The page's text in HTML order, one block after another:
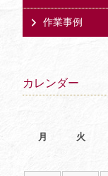
作業事例
カレンダー
月 火